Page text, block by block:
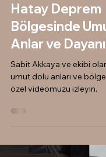
Hatay Deprem
Bölgesinde
Anlar ve
Sabit Akkaya ve ekibi
umut dolu anları ve
özel videomuzu izleyin.